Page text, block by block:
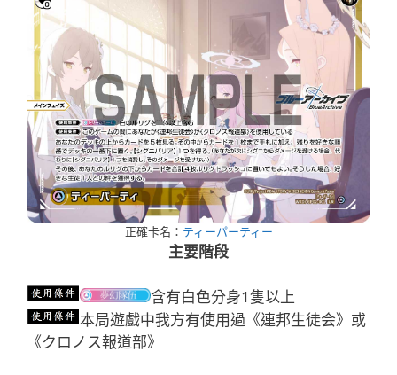
正確卡名： ティーパーティー
主要階段
含有白色分身1隻以上
本局遊戲中我方有使用過《連邦生徒会》或
《クロノス報道部》